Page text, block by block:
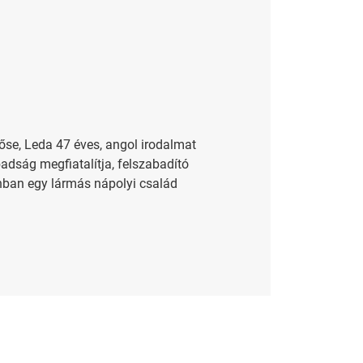
Leda 47 éves, angol irodalmat
megfiatalítja, felszabadító
egy lármás nápolyi család